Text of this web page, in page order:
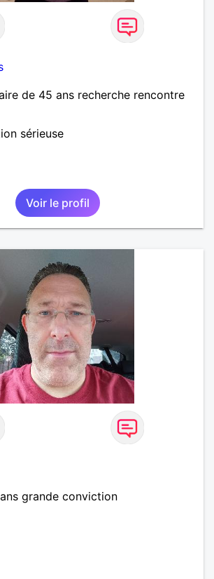
de 45 ans recherche rencontre
sérieuse
Voir le profil
grande conviction